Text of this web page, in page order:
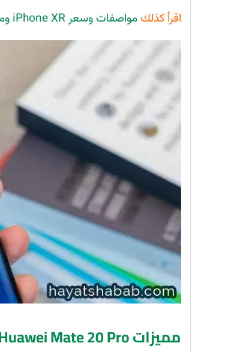
اقرأ كذلك مواصفات وسعر iPhone XR ومميزات وعيوب الهاتف
مميزات Huawei Mate 20 Pro